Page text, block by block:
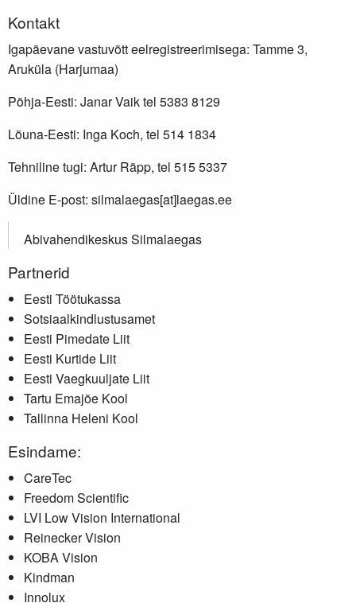
Kontakt
Igapäevane vastuvõtt eelregistreerimisega: Tamme 3,
Aruküla (Harjumaa)
Põhja-Eesti: Janar Vaik tel 5383 8129
Lõuna-Eesti: Inga Koch, tel 514 1834
Tehniline tugi: Artur Räpp, tel 515 5337
Üldine E-post: silmalaegas[at]laegas.ee
Abivahendikeskus Silmalaegas
Partnerid
Eesti Töötukassa
Sotsiaalkindlustusamet
Eesti Pimedate Liit
Eesti Kurtide Liit
Eesti Vaegkuuljate Liit
Tartu Emajõe Kool
Tallinna Heleni Kool
Esindame:
CareTec
Freedom Scientific
LVI Low Vision International
Reinecker Vision
KOBA Vision
Kindman
Innolux